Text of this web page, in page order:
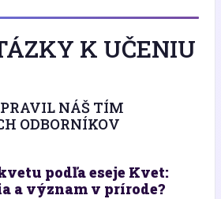
K UČENIU
NÁŠ TÍM
ODBORNÍKOV
podľa eseje Kvet:
a význam v prírode?